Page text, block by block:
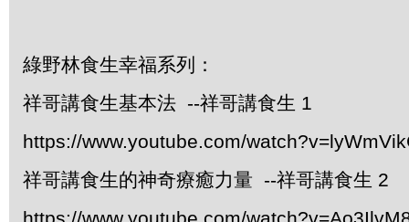
綠野林食生幸福系列：
祥哥講食生基本法 --祥哥講食生 1
https://www.youtube.com/
祥哥講食生的神奇療癒力量 --祥哥講食生 2